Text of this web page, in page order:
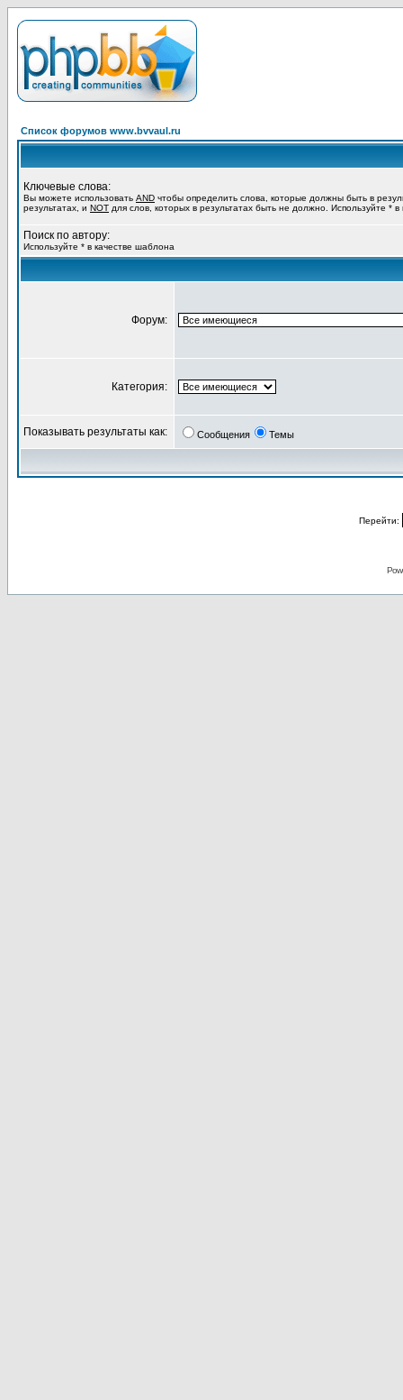
Список форумов www.bvvaul.ru
Ключевые слова:
Вы можете использовать AND чтобы определить слова, которые должны быть в
результатах, и NOT для слов, которых в результатах быть не должно. Используйте *
Поиск по автору:
Используйте * в качестве шаблона
Форум:
Категория:
Показывать результаты как: Сообщения Темы
Перейти: